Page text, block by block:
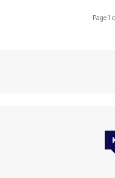
Page 1